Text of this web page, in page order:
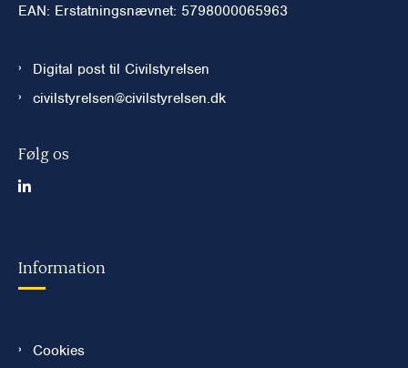
EAN: Erstatningsnævnet: 5798000065963
Digital post til Civilstyrelsen
civilstyrelsen@civilstyrelsen.dk
Følg os
Information
Cookies